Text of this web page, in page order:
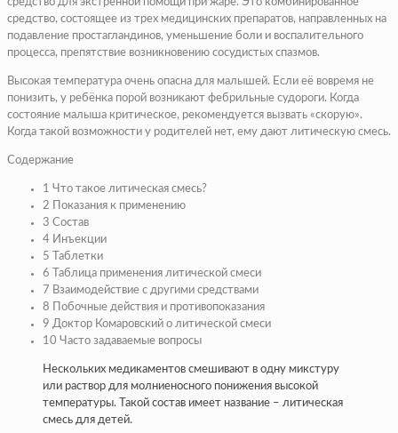
средство, состоящее из трех медицинских препаратов, направленных на
подавление простагландинов, уменьшение боли и воспалительного
процесса, препятствие возникновению сосудистых спазмов.
Высокая температура очень опасна для малышей. Если её вовремя не
понизить, у ребёнка порой возникают фебрильные судороги. Когда
состояние малыша критическое, рекомендуется вызвать «скорую».
Когда такой возможности у родителей нет, ему дают литическую смесь.
Содержание
1 Что такое литическая смесь?
2 Показания к применению
3 Состав
4 Инъекции
5 Таблетки
6 Таблица применения литической смеси
7 Взаимодействие с другими средствами
8 Побочные действия и противопоказания
9 Доктор Комаровский о литической смеси
10 Часто задаваемые вопросы
Нескольких медикаментов смешивают в одну микстуру
или раствор для молниеносного понижения высокой
температуры. Такой состав имеет название – литическая
смесь для детей.